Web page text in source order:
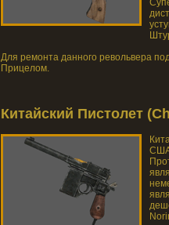
Для ремонта данного револьвера
Прицелом.
Китайский Пистолет
США